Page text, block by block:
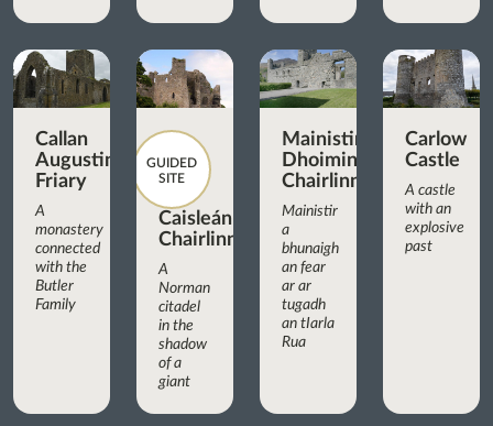
Callan
Augustinian
Friary
A
monastery
connected
with the
Butler
Family
GUIDED
SITE
Caisleán
Chairlinn
A
Norman
citadel
in the
shadow
of a
giant
Mainistir
Dhoiminiceach
Chairlinn
Mainistir
a
bhunaigh
an fear
ar ar
tugadh
an tIarla
Rua
Carlow
Castle
A castle
with an
explosive
past